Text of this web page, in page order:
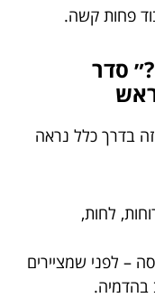
פחות קשה.
סדר
בדרך כלל נראה
לחות,
– לפני שמציירים
בהדמיה.